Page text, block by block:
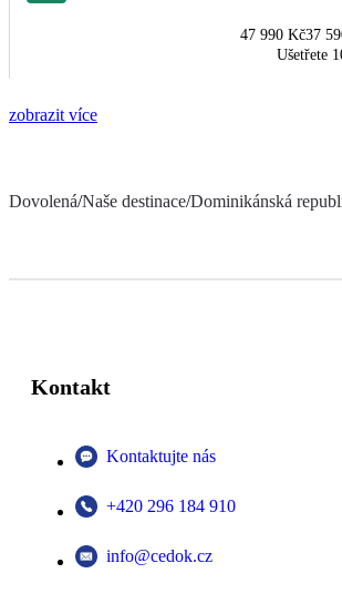
47 990 Kč37
Ušetřete
zobrazit více
Dovolená/Naše destinace/Dominikánská
Kontakt
Kontaktujte nás
+420 296 184 910
info@cedok.cz